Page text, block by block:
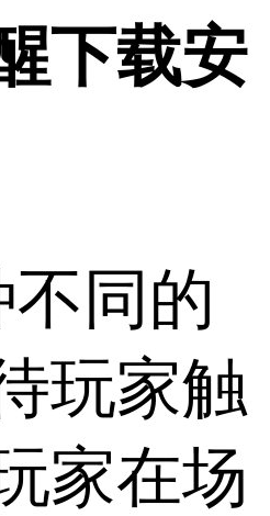
下载安
不同的
玩家触
家在场